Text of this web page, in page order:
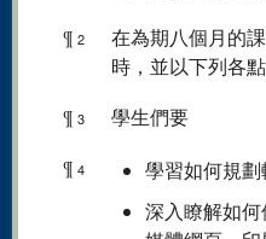
¶ 2
在為期八個月的
時，並以下列各
¶ 3
學生們要
¶ 4
學習如何規劃
深入瞭解如